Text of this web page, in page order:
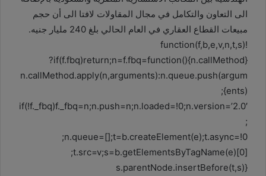
الى التعاون والتكامل في مجال المقاولات لافتا الى أن حجم
مبيعات القطاع العقاري في العام الحالي بلغ 240 مليار جنيه.
!function(f,b,e,v,n,t,s)
{if(f.fbq)return;n=f.fbq=function(){n.callMethod?
n.callMethod.apply(n,arguments):n.queue.push(argum
ents)};
if(!f._fbq)f._fbq=n;n.push=n;n.loaded=!0;n.version=’2.0′
;
n.queue=[];t=b.createElement(e);t.async=!0;
t.src=v;s=b.getElementsByTagName(e)[0];
s.parentNode.insertBefore(t,s)}